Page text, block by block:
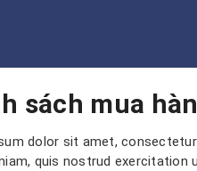
sách mua
dolor sit amet,
quis nostrud exercitation